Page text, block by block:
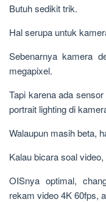
Butuh sedikit trik.
Hal serupa untuk
Sebenarnya kamera
megapixel.
Tapi karena ada
portrait lighting di
Walaupun masih beta,
Kalau bicara soal
OISnya optimal,
rekam video 4K 60fps,